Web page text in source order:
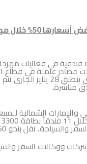
بدبي تضم أكثر من 12 ألف غرفة
وأفادت مصادر عاملة في
في الفنادق خلال فترة مهرجان
مباشرة.
والإمارات الشمالية
بنحو 50% عن الأسعار الأساسية.
ووكالات السفر